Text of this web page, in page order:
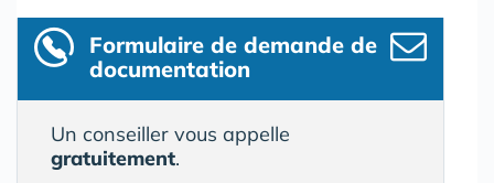
Formulaire de demande de
documentation
Un conseiller vous appelle
gratuitement.